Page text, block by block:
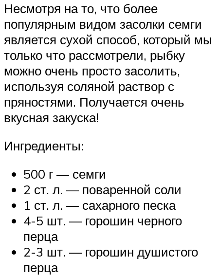
Несмотря на то, что более
популярным видом засолки семги
является сухой способ, который мы
только что рассмотрели, рыбку
можно очень просто засолить,
используя соляной раствор с
пряностями. Получается очень
вкусная закуска!
Ингредиенты:
500 г — семги
2 ст. л. — поваренной соли
1 ст. л. — сахарного песка
4-5 шт. — горошин черного
перца
2-3 шт. — горошин душистого
перца